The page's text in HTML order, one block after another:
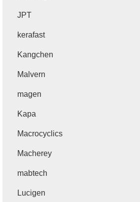
JPT
kerafast
Kangchen
Malvern
magen
Kapa
Macrocyclics
Macherey
mabtech
Lucigen